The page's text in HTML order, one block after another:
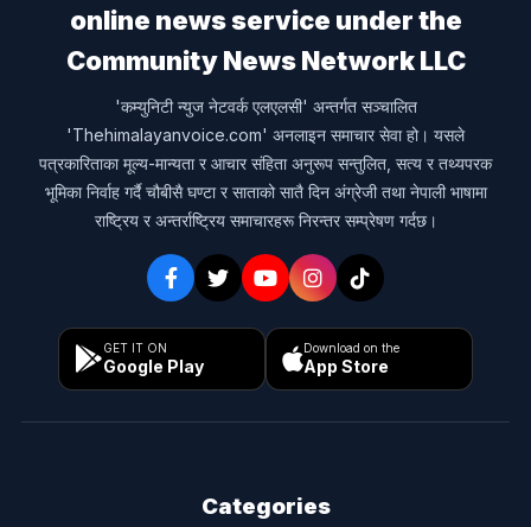
online news service under the
Community News Network LLC
'कम्युनिटी न्युज नेटवर्क एलएलसी' अन्तर्गत सञ्चालित
'Thehimalayanvoice.com' अनलाइन समाचार सेवा हो। यसले
पत्रकारिताका मूल्य-मान्यता र आचार संहिता अनुरूप सन्तुलित, सत्य र तथ्यपरक
भूमिका निर्वाह गर्दै चौबीसै घण्टा र साताको सातै दिन अंग्रेजी तथा नेपाली भाषामा
राष्ट्रिय र अन्तर्राष्ट्रिय समाचारहरू निरन्तर सम्प्रेषण गर्दछ।
GET IT ON
Google Play
Download on the
App Store
Categories